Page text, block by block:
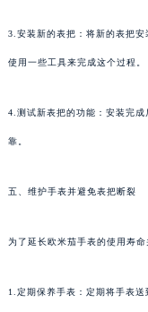
3.安装新的表把：将新的表把
使用一些工具来完成这个过程。
4.测试新表把的功能：安装完
靠。
五、维护手表并避免表把断裂
为了延长欧米茄手表的使用寿
1.定期保养手表：定期将手表